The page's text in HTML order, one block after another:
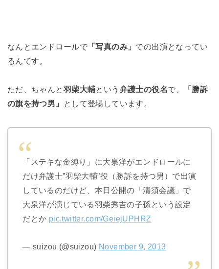
なんとエンドロールで「写真のみ」 での出演となってい
るんです。
ただ、ちゃんと 羽柴大輔という 弁護士の役名で、
「勝訴
の旗を持つ男」
として登場しています。
「ステキな金縛り」に大泉洋がエンドロールに
だけ弁護士”羽柴大輔”役（勝訴を持つ男）で出演
しているのだけど、本日公開の「清須会議」で
大泉洋が演じている羽柴秀吉の子孫という設定
だとか pic.twitter.com/GeiejUPHRZ
— suizou (@suizou) November 9, 2013